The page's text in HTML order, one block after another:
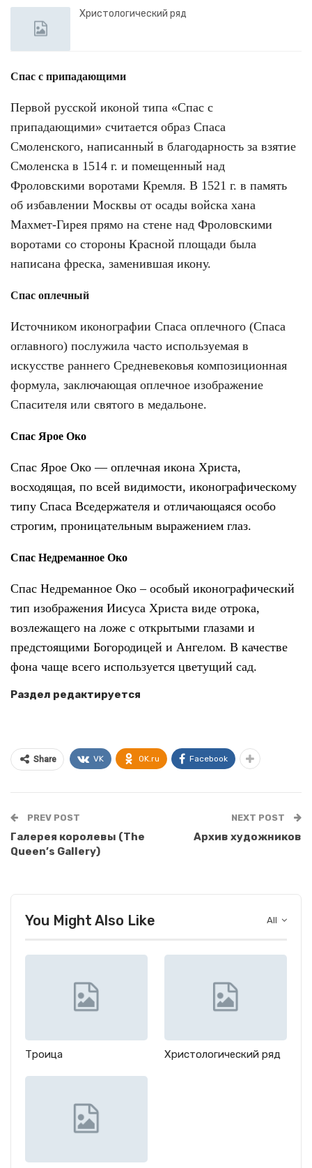
Христологический ряд
Спас с припадающими
Первой русской иконой типа «Спас с
припадающими» считается образ Спаса
Смоленского, написанный в благодарность за взятие
Смоленска в 1514 г. и помещенный над
Фроловскими воротами Кремля. В 1521 г. в память
об избавлении Москвы от осады войска хана
Махмет-Гирея прямо на стене над Фроловскими
воротами со стороны Красной площади была
написана фреска, заменившая икону.
Спас оплечный
Источником иконографии Спаса оплечного (Спаса
оглавного) послужила часто используемая в
искусстве раннего Средневековья композиционная
формула, заключающая оплечное изображение
Спасителя или святого в медальоне.
Спас Ярое Око
Спас Ярое Око — оплечная икона Христа,
восходящая, по всей видимости, иконографическому
типу Спаса Вседержателя и отличающаяся особо
строгим, проницательным выражением глаз.
Спас Недреманное Око
Спас Недреманное Око – особый иконографический
тип изображения Иисуса Христа виде отрока,
возлежащего на ложе с открытыми глазами и
предстоящими Богородицей и Ангелом. В качестве
фона чаще всего используется цветущий сад.
Раздел редактируется
Share VK OK.ru Facebook
PREV POST
Галерея королевы (The
Queen’s Gallery)
NEXT POST
Архив художников
All
You Might Also Like
Троица Христологический ряд